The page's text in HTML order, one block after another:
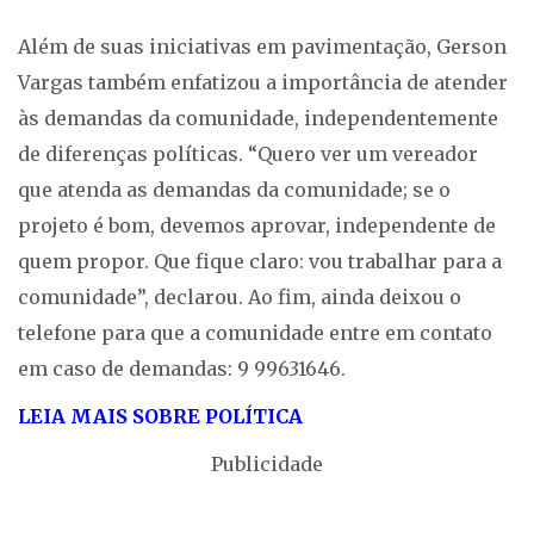
Além de suas iniciativas em pavimentação, Gerson
Vargas também enfatizou a importância de atender
às demandas da comunidade, independentemente
de diferenças políticas. “Quero ver um vereador
que atenda as demandas da comunidade; se o
projeto é bom, devemos aprovar, independente de
quem propor. Que fique claro: vou trabalhar para a
comunidade”, declarou. Ao fim, ainda deixou o
telefone para que a comunidade entre em contato
em caso de demandas: 9 99631646.
LEIA MAIS SOBRE POLÍTICA
Publicidade